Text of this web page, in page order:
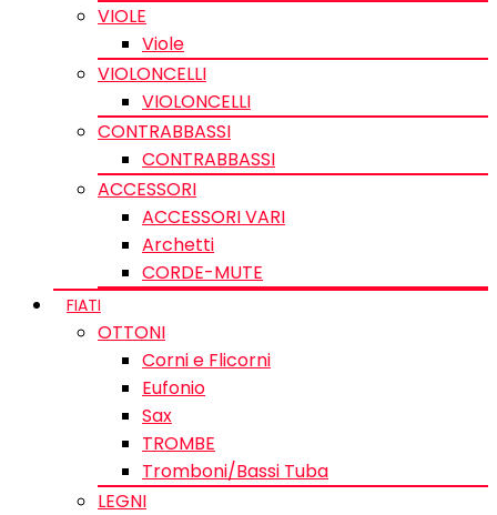
VIOLE
Viole
VIOLONCELLI
VIOLONCELLI
CONTRABBASSI
CONTRABBASSI
ACCESSORI
ACCESSORI VARI
Archetti
CORDE-MUTE
FIATI
OTTONI
Corni e Flicorni
Eufonio
Sax
TROMBE
Tromboni/Bassi Tuba
LEGNI